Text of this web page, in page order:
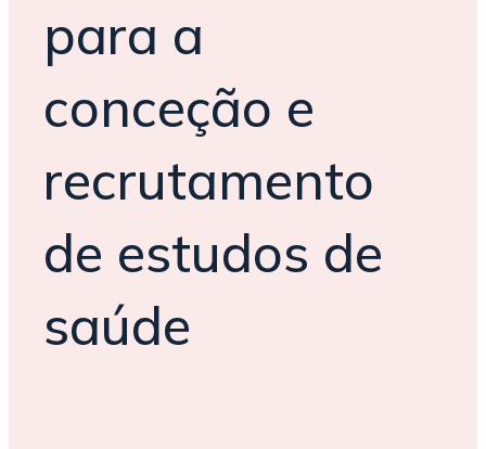
para a
conceção e
recrutamento
de estudos de
saúde